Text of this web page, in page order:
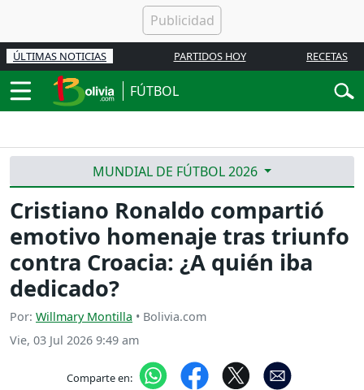
ÚLTIMAS NOTICIAS PARTIDOS HOY RECETAS
FÚTBOL
MUNDIAL DE FÚTBOL 2026
Cristiano Ronaldo compartió
emotivo homenaje tras triunfo
contra Croacia: ¿A quién iba
dedicado?
Por: Willmary Montilla • Bolivia.com
Vie, 03 Jul 2026 9:49 am
Comparte en: